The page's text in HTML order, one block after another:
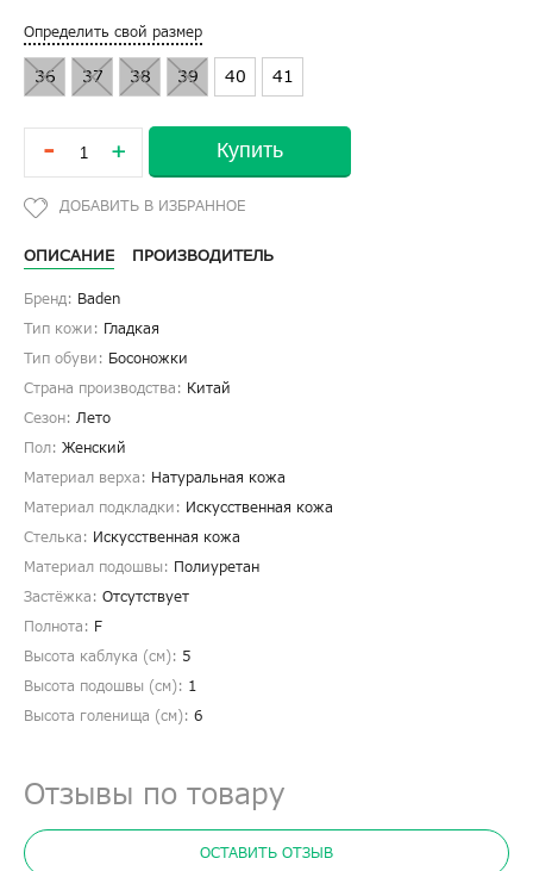
Определить свой размер
36 37 38 39 40 41
- + Купить
ОПИСАНИЕ ПРОИЗВОДИТЕЛЬ
Бренд: Baden
Тип кожи: Гладкая
Тип обуви: Босоножки
Страна производства: Китай
Сезон: Лето
Пол: Женский
Материал верха: Натуральная кожа
Материал подкладки: Искусственная кожа
Стелька: Искусственная кожа
Материал подошвы: Полиуретан
Застёжка: Отсутствует
Полнота: F
Высота каблука (см): 5
Высота подошвы (см): 1
Высота голенища (cм): 6
Отзывы по товару
ОСТАВИТЬ ОТЗЫВ